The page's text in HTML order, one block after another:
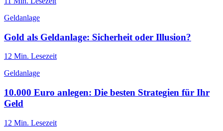
Geldanlage
Gold als Geldanlage: Sicherheit oder Illusion?
12 Min. Lesezeit
Geldanlage
10.000 Euro anlegen: Die besten Strategien für Ihr
Geld
12 Min. Lesezeit